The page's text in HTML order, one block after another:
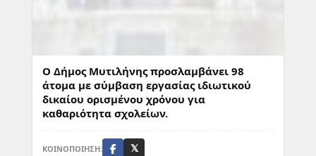
Ο Δήμος Μυτιλήνης προσλαμβάνει 98
άτομα με σύμβαση εργασίας ιδιωτικού
δικαίου ορισμένου χρόνου για
καθαριότητα σχολείων.
ΚΟΙΝΟΠΟΙΗΣΗ: 𝕏